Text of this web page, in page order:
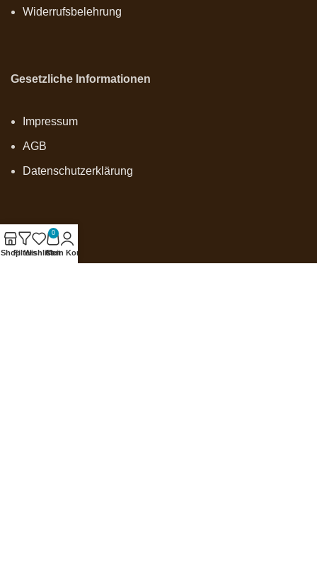
Widerrufsbelehrung
Gesetzliche Informationen
Impressum
AGB
Datenschutzerklärung
Onlineshop
ShopFiltersWishlist
0
Cart
Mein Konto